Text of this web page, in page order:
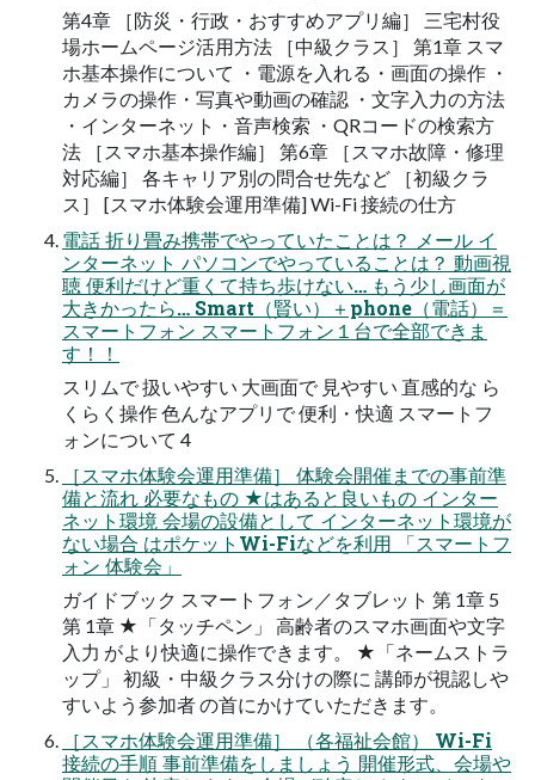
第4章 ［防災・行政・おすすめアプリ編］ 三宅村役
場ホームページ活用方法 ［中級クラス］ 第1章 スマ
ホ基本操作について ・電源を入れる・画面の操作 ・
カメラの操作・写真や動画の確認 ・文字入力の方法
・インターネット・音声検索 ・QRコードの検索方
法 ［スマホ基本操作編］ 第6章 ［スマホ故障・修理
対応編］ 各キャリア別の問合せ先など ［初級クラ
ス］ [スマホ体験会運用準備] Wi-Fi 接続の仕方
電話 折り畳み携帯でやっていたことは？ メール イ
ンターネット パソコンでやっていることは？ 動画視
聴 便利だけど重くて持ち歩けない… もう少し画面が
大きかったら… Smart（賢い）＋phone（電話）＝
スマートフォン スマートフォン１台で全部できま
す！！
スリムで 扱いやすい 大画面で 見やすい 直感的な ら
くらく操作 色んなアプリで 便利・快適 スマートフ
ォンについて 4
［スマホ体験会運用準備］ 体験会開催までの事前準
備と流れ 必要なもの ★はあると良いもの インター
ネット環境 会場の設備として インターネット環境が
ない場合 はポケットWi-Fiなどを利用 「スマートフ
ォン 体験会」
ガイドブック スマートフォン／タブレット 第 1章 5
第 1章 ★「タッチペン」 高齢者のスマホ画面や文字
入力 がより快適に操作できます。 ★「ネームストラ
ップ」 初級・中級クラス分けの際に 講師が視認しや
すいよう参加者 の首にかけていただきます。
［スマホ体験会運用準備］ （各福祉会館） Wi-Fi
接続の手順 事前準備をしましょう 開催形式、会場や